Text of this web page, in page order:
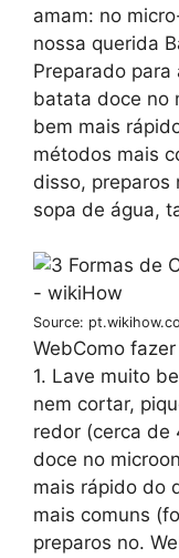
amam: no
nossa querida
Preparado para
batata doce no
bem mais
métodos mais
disso, preparos
sopa de água,
Source:
WebComo
1. Lave muito
nem cortar,
redor (cerca de
doce no
mais rápido do
mais comuns
preparos no.